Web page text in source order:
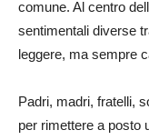
comune. Al centro
sentimentali diverse
leggere, ma sempre
Padri, madri, fratelli,
per rimettere a posto